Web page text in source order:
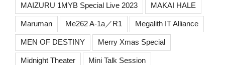
MAIZURU 1MYB Special Live 2023 MAKAI HALE
Maruman Me262 A-1a／R1 Megalith IT Alliance
MEN OF DESTINY Merry Xmas Special
Midnight Theater Mini Talk Session